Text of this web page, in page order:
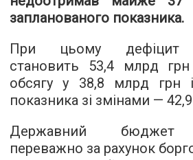
запланованого показника.
При цьому дефіцит
становить 53,4 млрд грн
обсягу у 38,8 млрд грн
показника зі змінами —
Державний бюджет
переважно за рахунок